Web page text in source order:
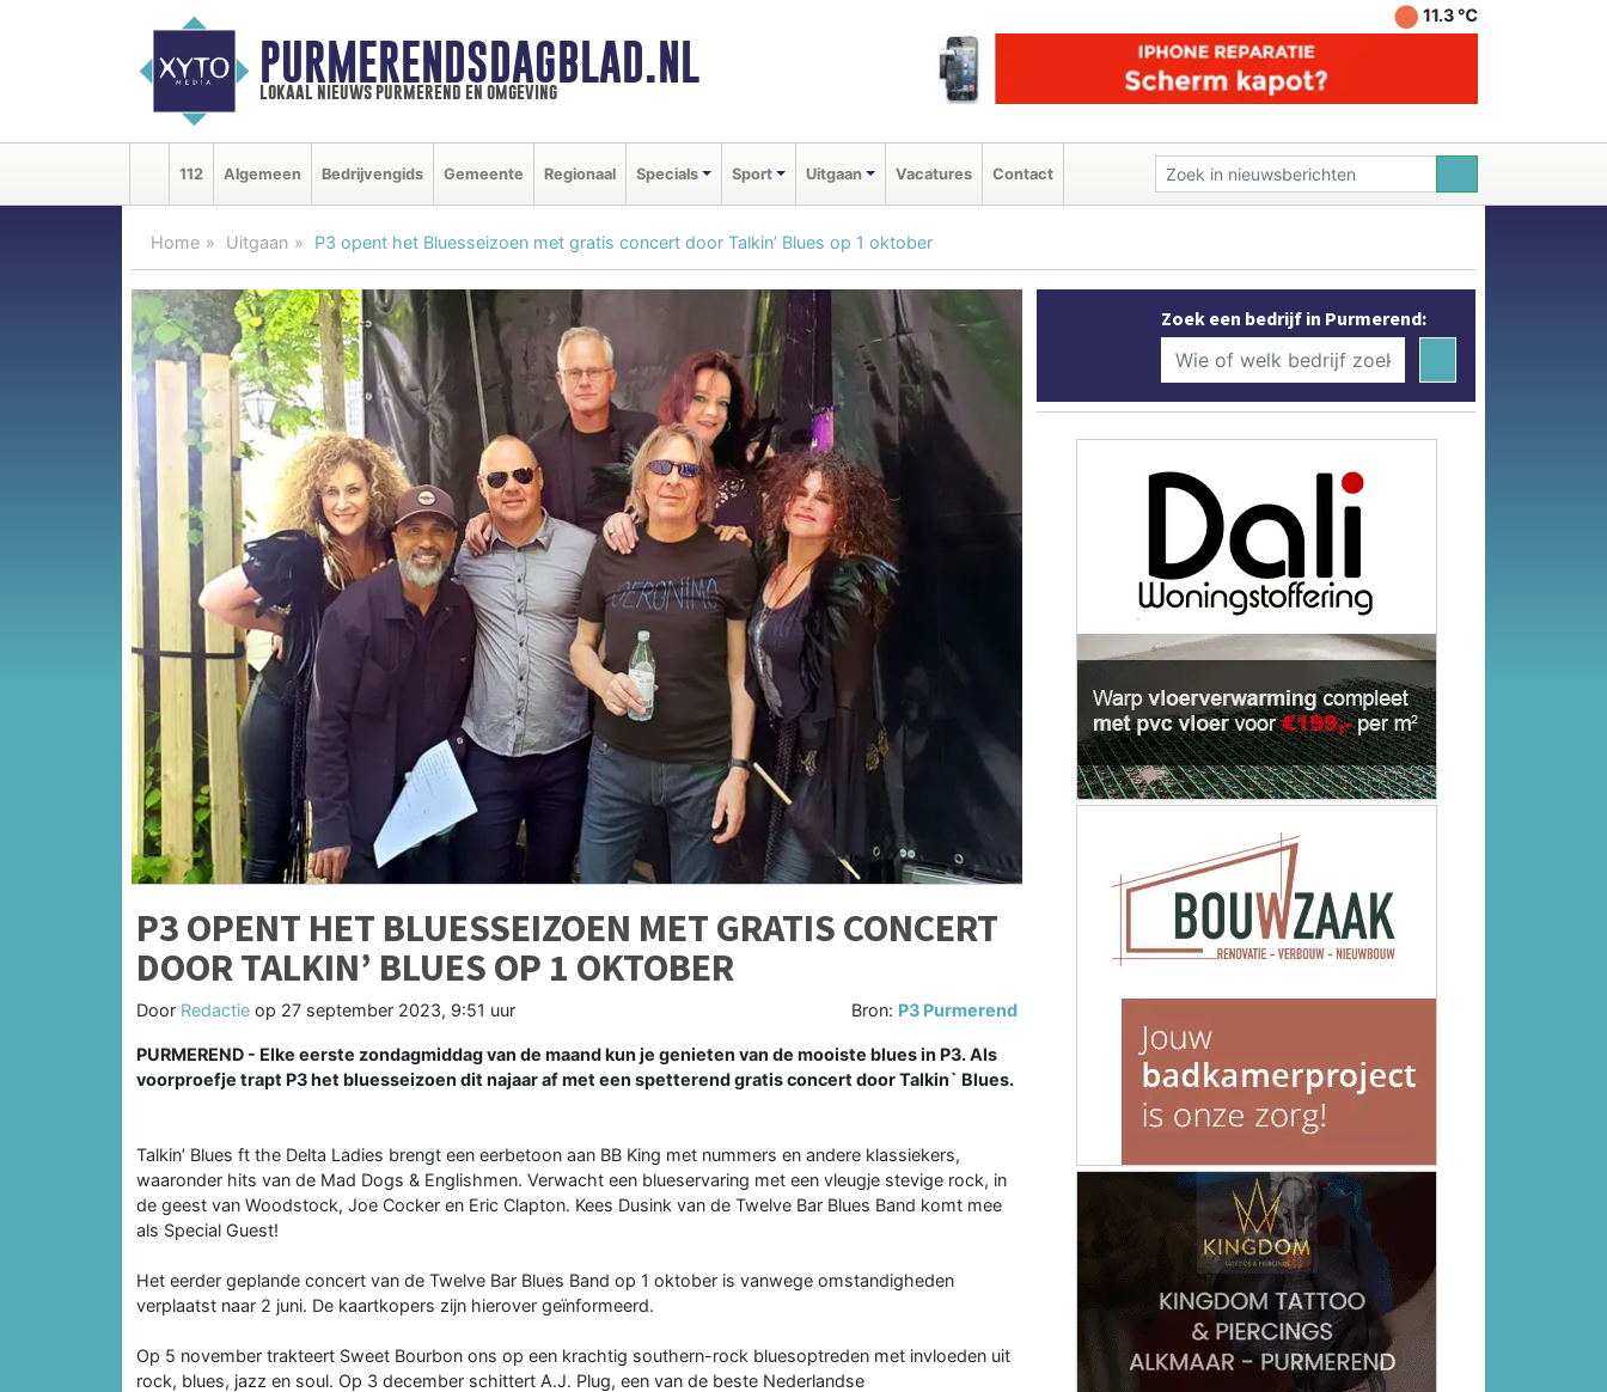
PURMERENDSDAGBLAD.NL
lokaal nieuws purmerend en omgeving
11.3 ℃
112 Algemeen Bedrijvengids Gemeente Regionaal Specials Sport Uitgaan Vacatures Contact
Home Uitgaan P3 opent het Bluesseizoen met gratis concert door Talkin’ Blues op 1 oktober
P3 OPENT HET BLUESSEIZOEN MET GRATIS CONCERT
DOOR TALKIN’ BLUES OP 1 OKTOBER
Door Redactie op 27 september 2023, 9:51 uur Bron: P3 Purmerend
PURMEREND - Elke eerste zondagmiddag van de maand kun je genieten van de mooiste blues in P3. Als
voorproefje trapt P3 het bluesseizoen dit najaar af met een spetterend gratis concert door Talkin` Blues.
Talkin’ Blues ft the Delta Ladies brengt een eerbetoon aan BB King met nummers en andere klassiekers,
waaronder hits van de Mad Dogs & Englishmen. Verwacht een blueservaring met een vleugje stevige rock, in
de geest van Woodstock, Joe Cocker en Eric Clapton. Kees Dusink van de Twelve Bar Blues Band komt mee
als Special Guest!
Het eerder geplande concert van de Twelve Bar Blues Band op 1 oktober is vanwege omstandigheden
verplaatst naar 2 juni. De kaartkopers zijn hierover geïnformeerd.
Op 5 november trakteert Sweet Bourbon ons op een krachtig southern-rock bluesoptreden met invloeden uit
rock, blues, jazz en soul. Op 3 december schittert A.J. Plug, een van de beste Nederlandse
Zoek een bedrijf in Purmerend: